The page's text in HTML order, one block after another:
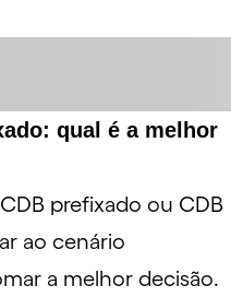
qual é a melhor
prefixado ou CDB
ao cenário
a melhor decisão.